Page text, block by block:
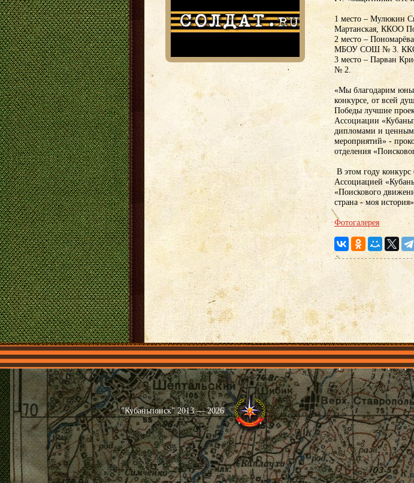
1 место – Мулюкин
Мартанская, ККОО
2 место –
МБОУ СОШ № 3.
3 место – Парван
№ 2.
«Мы благодарим
конкурсе, от всей
Победы лучшие
Ассоциации
дипломами и
мероприятий» -
отделения
В этом году конкурс
Ассоциацией
«Поискового
страна - моя
Фотогалерея
Главная Имена Общественные объединения Проекты Герои
"Кубаньпоиск" 2013 — 2026